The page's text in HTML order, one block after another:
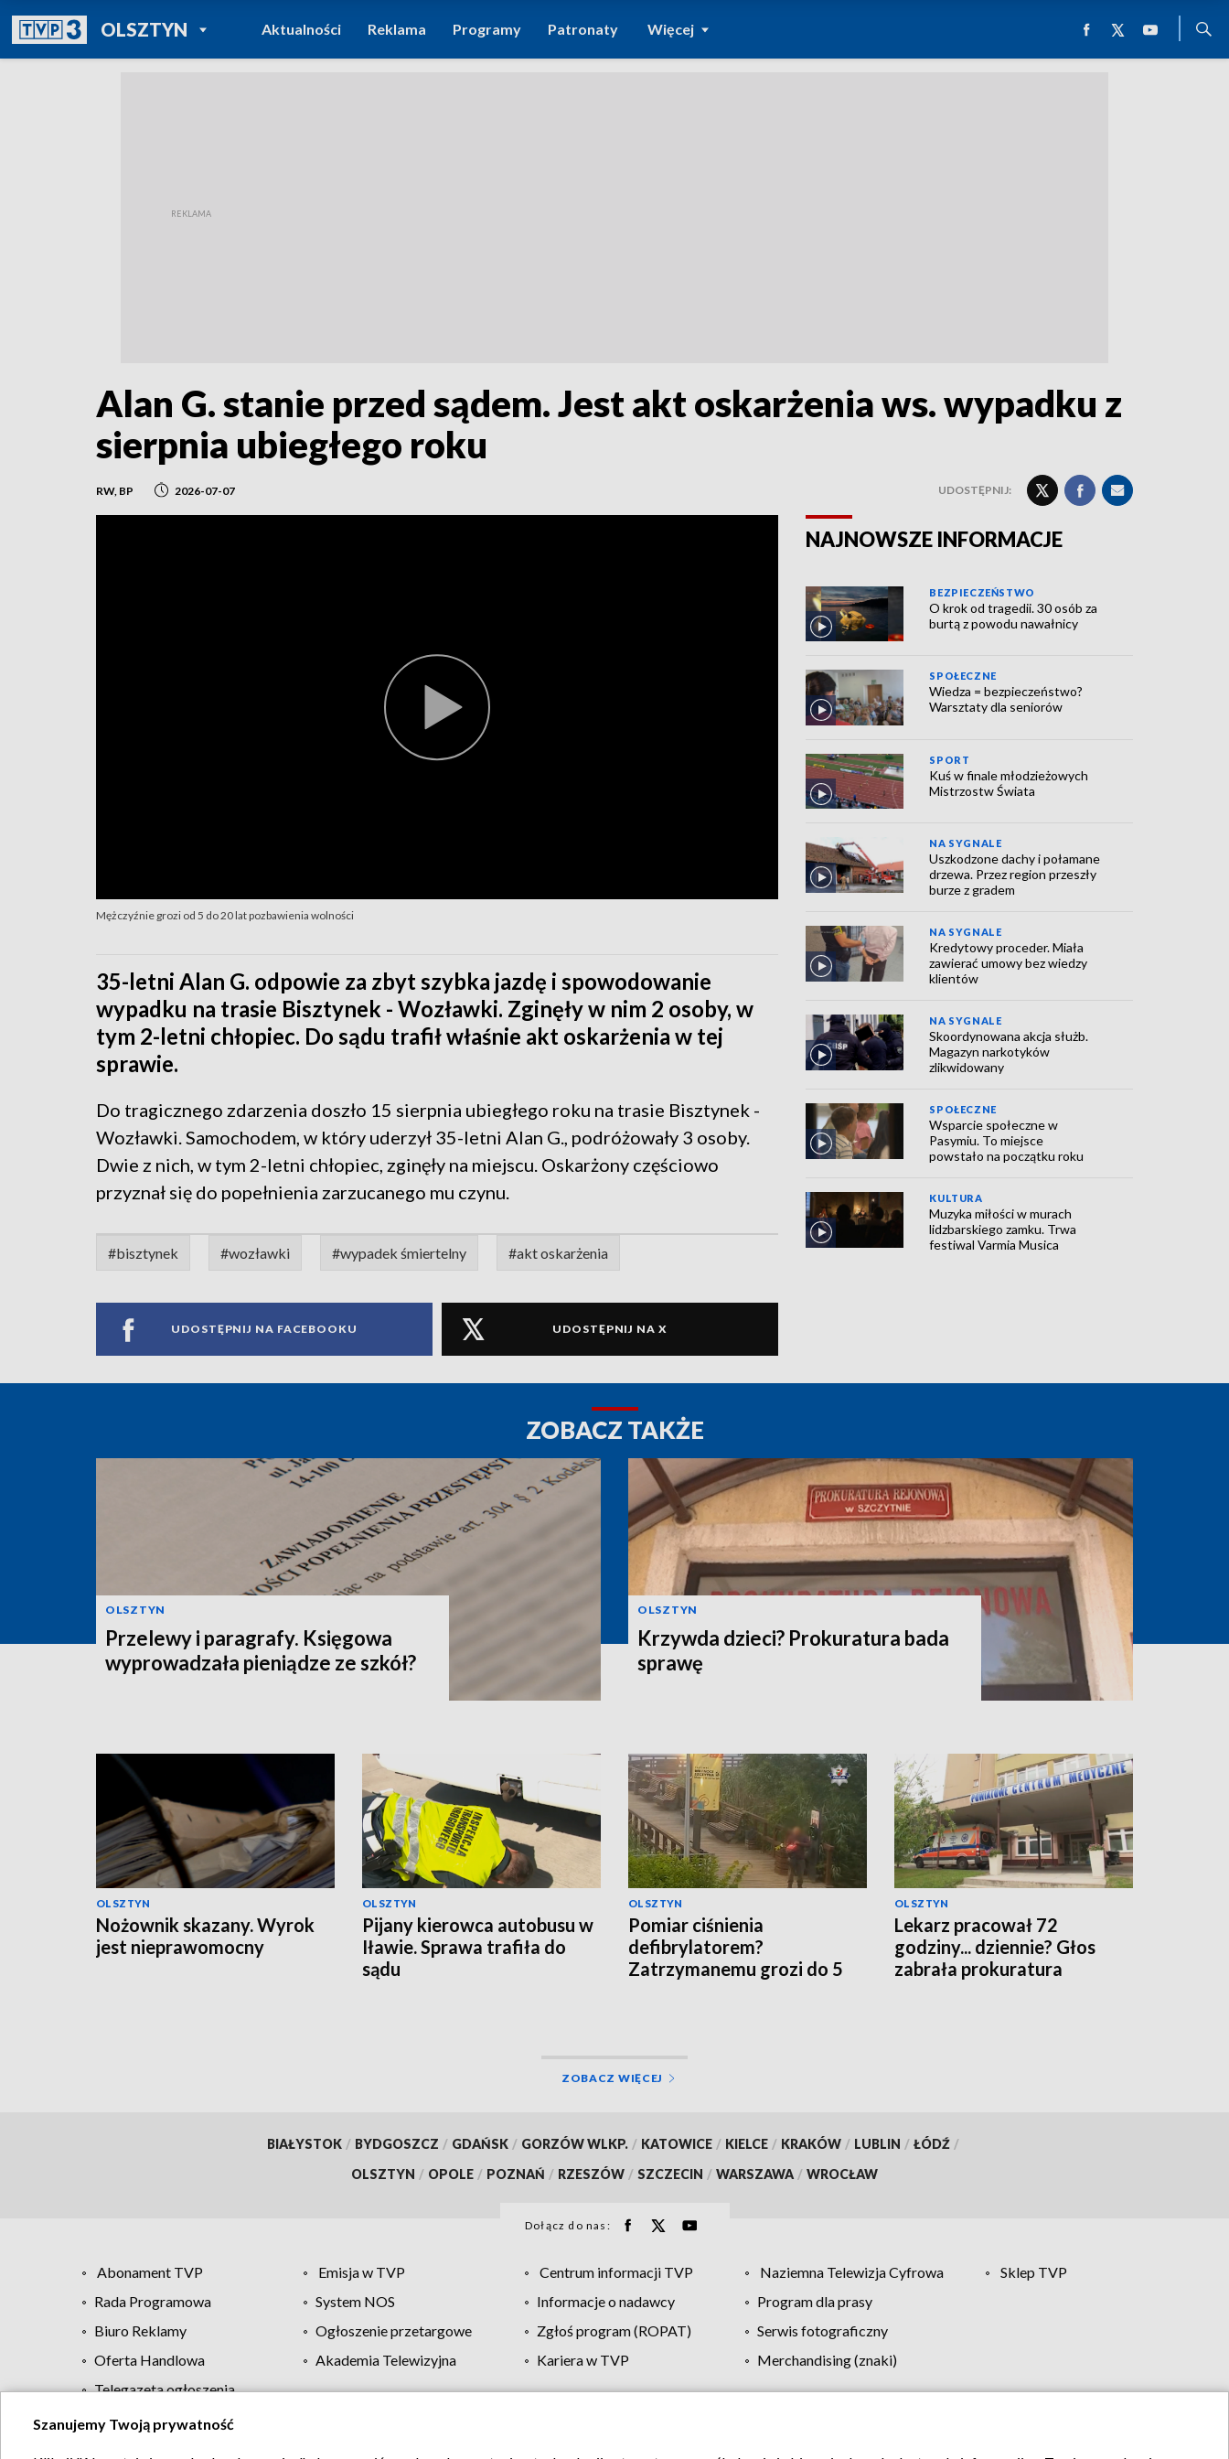
OLSZTYNPOWRÓT DO
TVP REGIONY
Aktualności Reklama Programy Patronaty Więcej
Alan G. stanie przed sądem. Jest akt oskarżenia ws. wypadku z
sierpnia ubiegłego roku
RW, BP 2026-07-07 UDOSTĘPNIJ:
Mężczyźnie grozi od 5 do 20 lat pozbawienia wolności
35-letni Alan G. odpowie za zbyt szybka jazdę i spowodowanie
wypadku na trasie Bisztynek - Wozławki. Zginęły w nim 2 osoby, w
tym 2-letni chłopiec. Do sądu trafił właśnie akt oskarżenia w tej
sprawie.
Do tragicznego zdarzenia doszło 15 sierpnia ubiegłego roku na trasie Bisztynek -
Wozławki. Samochodem, w który uderzył 35-letni Alan G., podróżowały 3 osoby.
Dwie z nich, w tym 2-letni chłopiec, zginęły na miejscu. Oskarżony częściowo
przyznał się do popełnienia zarzucanego mu czynu.
#bisztynek #wozławki #wypadek śmiertelny #akt oskarżenia
UDOSTĘPNIJ NA FACEBOOKU UDOSTĘPNIJ NA X
NAJNOWSZE INFORMACJE
BEZPIECZEŃSTWO
O krok od tragedii. 30 osób za
burtą z powodu nawałnicy
SPOŁECZNE
Wiedza = bezpieczeństwo?
Warsztaty dla seniorów
SPORT
Kuś w finale młodzieżowych
Mistrzostw Świata
NA SYGNALE
Uszkodzone dachy i połamane
drzewa. Przez region przeszły
burze z gradem
NA SYGNALE
Kredytowy proceder. Miała
zawierać umowy bez wiedzy
klientów
NA SYGNALE
Skoordynowana akcja służb.
Magazyn narkotyków
zlikwidowany
SPOŁECZNE
Wsparcie społeczne w
Pasymiu. To miejsce
powstało na początku roku
KULTURA
Muzyka miłości w murach
lidzbarskiego zamku. Trwa
festiwal Varmia Musica
ZOBACZ TAKŻE
OLSZTYN
Przelewy i paragrafy. Księgowa
wyprowadzała pieniądze ze szkół?
OLSZTYN
Krzywda dzieci? Prokuratura bada
sprawę
OLSZTYN
Nożownik skazany. Wyrok
jest nieprawomocny
OLSZTYN
Pijany kierowca autobusu w
Iławie. Sprawa trafiła do
sądu
OLSZTYN
Pomiar ciśnienia
defibrylatorem?
Zatrzymanemu grozi do 5
OLSZTYN
Lekarz pracował 72
godziny... dziennie? Głos
zabrała prokuratura
ZOBACZ WIĘCEJ
BIAŁYSTOK / BYDGOSZCZ / GDAŃSK / GORZÓW WLKP. / KATOWICE / KIELCE / KRAKÓW / LUBLIN / ŁÓDŹ /
OLSZTYN / OPOLE / POZNAŃ / RZESZÓW / SZCZECIN / WARSZAWA / WROCŁAW
Dołącz do nas:
Abonament TVP Emisja w TVP Centrum informacji TVP Naziemna Telewizja Cyfrowa
Sklep TVP
Rada Programowa
System NOS Informacje o nadawcy
Program dla prasy
Biuro Reklamy
Ogłoszenie przetargowe Zgłoś program (ROPAT)
Serwis fotograficzny
Oferta Handlowa
Akademia Telewizyjna Kariera w TVP
Merchandising (znaki)
Telegazeta ogłoszenia
Szanujemy Twoją prywatność